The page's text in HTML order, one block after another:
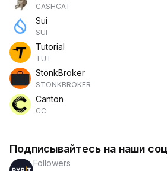
CASHCAT
Sui
SUI
Tutorial
TUT
StonkBroker
STONKBROKER
Canton
CC
Подписывайтесь на наши
Followers